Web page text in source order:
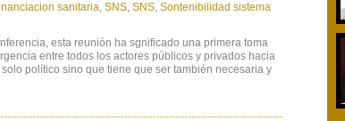
sanitaria, SNS, SNS, Sontenibilidad sistema
esta reunión ha sgnificado una primera toma
entre todos los actores públicos y privados hacia
político sino que tiene que ser también necesaria y